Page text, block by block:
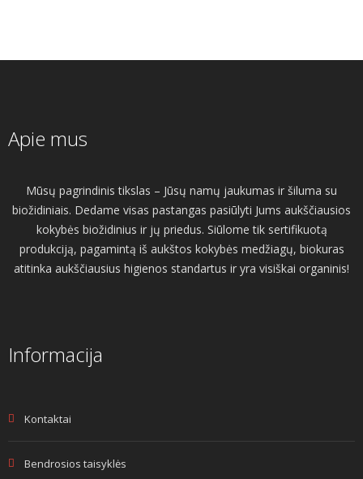
Apie mus
Mūsų pagrindinis tikslas – Jūsų namų jaukumas ir šiluma su
biožidiniais. Dedame visas pastangas pasiūlyti Jums aukščiausios
kokybės biožidinius ir jų priedus. Siūlome tik sertifikuotą
produkciją, pagamintą iš aukštos kokybės medžiagų, biokuras
atitinka aukščiausius higienos standartus ir yra visiškai organinis!
Informacija
Kontaktai
Bendrosios taisyklės